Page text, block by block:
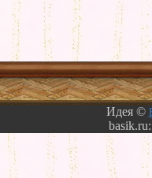
Идея ©